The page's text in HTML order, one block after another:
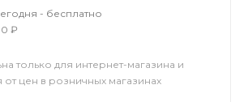
- бесплатно
₽
только для интернет-магазина и
от цен в розничных магазинах